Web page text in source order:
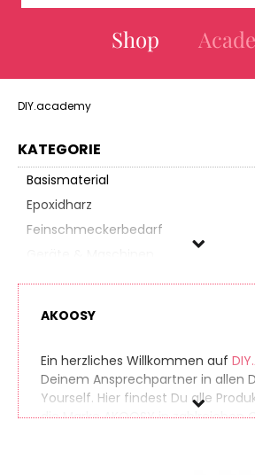
Shop
DIY.academy
KATEGORIE
Basismaterial
Epoxidharz
Feinschmeckerbedarf
Handarbeiten
Metallverarbeitung
Möbeltischlerbedarf
Nähbedarf
AKOOSY
Ein herzliches Willkommen auf
Deinem Ansprechpartner in allen
Yourself. Hier findest Du alle
die Marke AKOOSY in zahlreichen